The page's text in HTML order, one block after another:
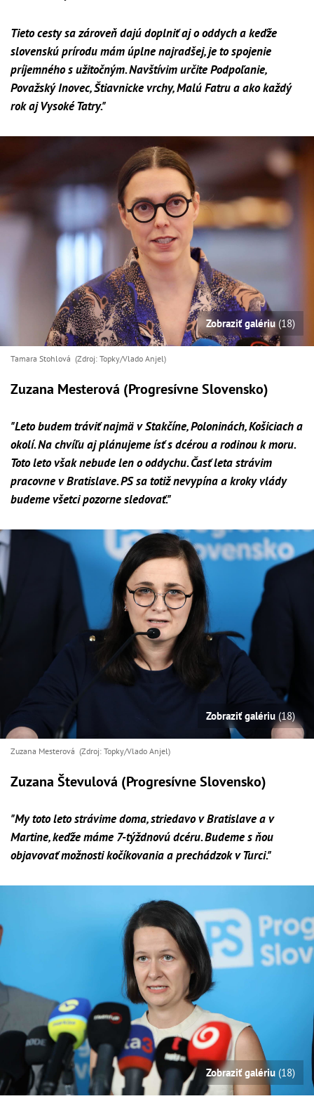
Tieto cesty sa zároveň dajú doplniť aj o oddych a keďže
slovenskú prírodu mám úplne najradšej, je to spojenie
príjemného s užitočným. Navštívim určite Podpoľanie,
Považský Inovec, Štiavnicke vrchy, Malú Fatru a ako každý
rok aj Vysoké Tatry."
Zobraziť galériu(18)
Tamara Stohlová (Zdroj: Topky/Vlado Anjel)
Zuzana Mesterová (Progresívne Slovensko)
"Leto budem tráviť najmä v Stakčíne, Poloninách, Košiciach a
okolí. Na chvíľu aj plánujeme ísť s dcérou a rodinou k moru.
Toto leto však nebude len o oddychu. Časť leta strávim
pracovne v Bratislave. PS sa totiž nevypína a kroky vlády
budeme všetci pozorne sledovať."
Zobraziť galériu(18)
Zuzana Mesterová (Zdroj: Topky/Vlado Anjel)
Zuzana Števulová (Progresívne Slovensko)
"My toto leto strávime doma, striedavo v Bratislave a v
Martine, keďže máme 7-týždnovú dcéru. Budeme s ňou
objavovať možnosti kočíkovania a prechádzok v Turci."
Zobraziť galériu (18)